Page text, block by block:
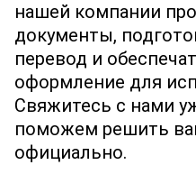
нашей компании
документы,
перевод и
оформление для
Свяжитесь с нами
поможем решить
официально.